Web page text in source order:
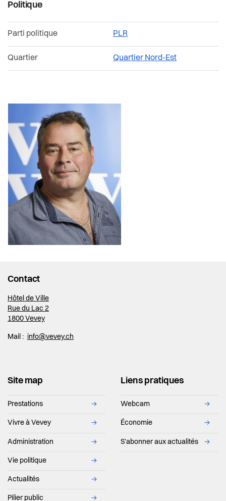
Politique
Parti politique PLR
Quartier Quartier Nord-Est
Contact
Hôtel de Ville
Rue du Lac 2
1800 Vevey
Mail : info@vevey.ch
Site map
Prestations →
Vivre à Vevey →
Administration →
Vie politique →
Actualités →
Pilier public →
Liens pratiques
Webcam →
Économie →
S'abonner aux actualités →